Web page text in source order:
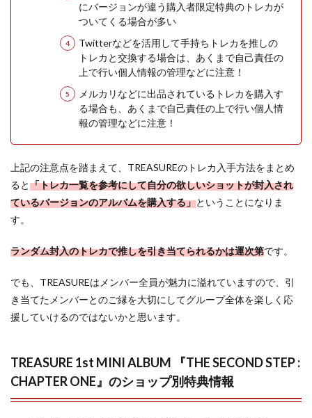
にバージョンが違う購入者限定特典のトレカが
ついてくる場合が多い
Twitterなどを活用して手持ちトレカを推しの
トレカと交換する場合は、あくまで自己責任の
上で行い個人情報の管理などに注意！
メルカリなどに出品されているトレカを購入す
る場合も、あくまで自己責任の上で行い個人情
報の管理などに注意！
上記の注意点を踏まえて、TREASUREのトレカ入手方法をまとめ
ると「トレカ一覧を参考にして自分の欲しいショットが封入され
ているバージョンのアルバムを購入する」ということになりま
す。
ランダム封入のトレカで推しを引き当てられるかは運次第です。
でも、TREASUREはメンバー全員が魅力に溢れていますので、引
き当てたメンバーとのご縁を大切にしてグループ全体を楽しく応
援していけるのではないかと思います。
TREASURE 1st MINI ALBUM 『THE SECOND STEP :
CHAPTER ONE』のショップ別特典情報